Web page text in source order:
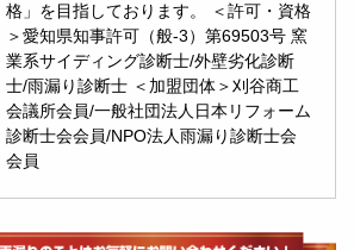
格」を目指しております。 ＜許可・資格
＞愛知県知事許可（般-3）第69503号 窯
業系サイディング診断士/外壁劣化診断
士/雨漏り診断士 ＜加盟団体＞刈谷商工
会議所会員/一般社団法人日本リフォーム
診断士会会員/NPO法人雨漏り診断士会
会員